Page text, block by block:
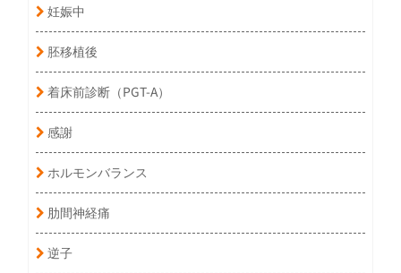
妊娠中
胚移植後
着床前診断（PGT-A）
感謝
ホルモンバランス
肋間神経痛
逆子